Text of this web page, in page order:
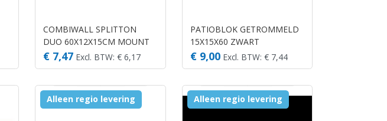
COMBIWALL SPLITTON
DUO 60X12X15CM MOUNT
EVEREST
€ 7,47 Excl. BTW: € 6,17
PATIOBLOK GETROMMELD
15X15X60 ZWART
(STAPELBLOKKEN)
€ 9,00 Excl. BTW: € 7,44
Alleen regio levering Alleen regio levering